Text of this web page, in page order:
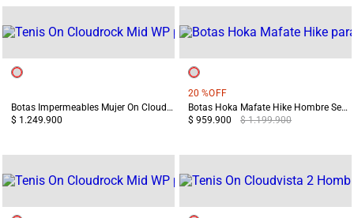
Botas Impermeables Mujer On Cloudrock Mid WP Gris/Blanco
$ 1.249.900
20 %OFF
Botas Hoka Mafate Hike Hombre Senderismo Negras
$ 959.900
$ 1.199.900